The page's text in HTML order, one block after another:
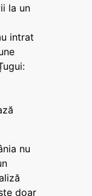
la un
intrat
nu
doar